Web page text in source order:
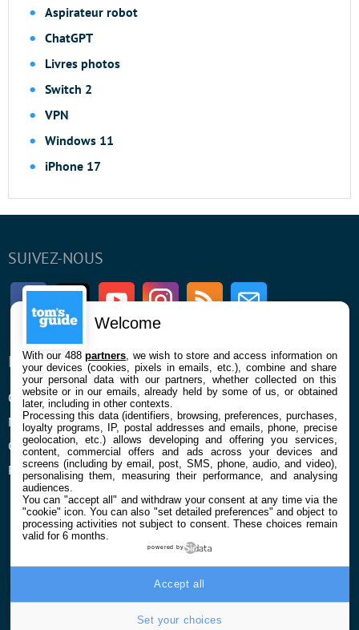
Aspirateur robot
ChatGPT
Livres photos
Switch 2
VPN
Windows 11
iPhone 17
SUIVEZ-NOUS
FacebookTwitter Youtube InstagramRSS Newsletter
ENTREPRISE
Qui sommes nous
Mentions légales et CGU
Confidentialité et Cookies
Préférences cookies
À PROPOS
La rédaction
Contact
Welcome
With our 488partners , we wish to store and access information on
your devices (cookies, pixels in emails, etc.), combine and share
your personal data with our partners, whether collected on this
website or in our emails, already held by some of us, or obtained
later, including in other contexts.
Processing this data (identifiers, browsing, preferences, purchases,
loyalty programs, IP, postal addresses and emails, phone, precise
geolocation, etc.) allows developing and offering you services,
content, commercial offers and ads across your devices and
screens (including by email, post, SMS, phone, audio, and video),
personalising them, measuring their performance, and analysing
audiences.
You can "accept all" and withdraw your consent at any time via the
"cookie" icon. You can also "set detailed preferences" and object to
processing activities not subject to consent. These choices remain
valid for 6 months.
powered by
Set your choices
Accept all